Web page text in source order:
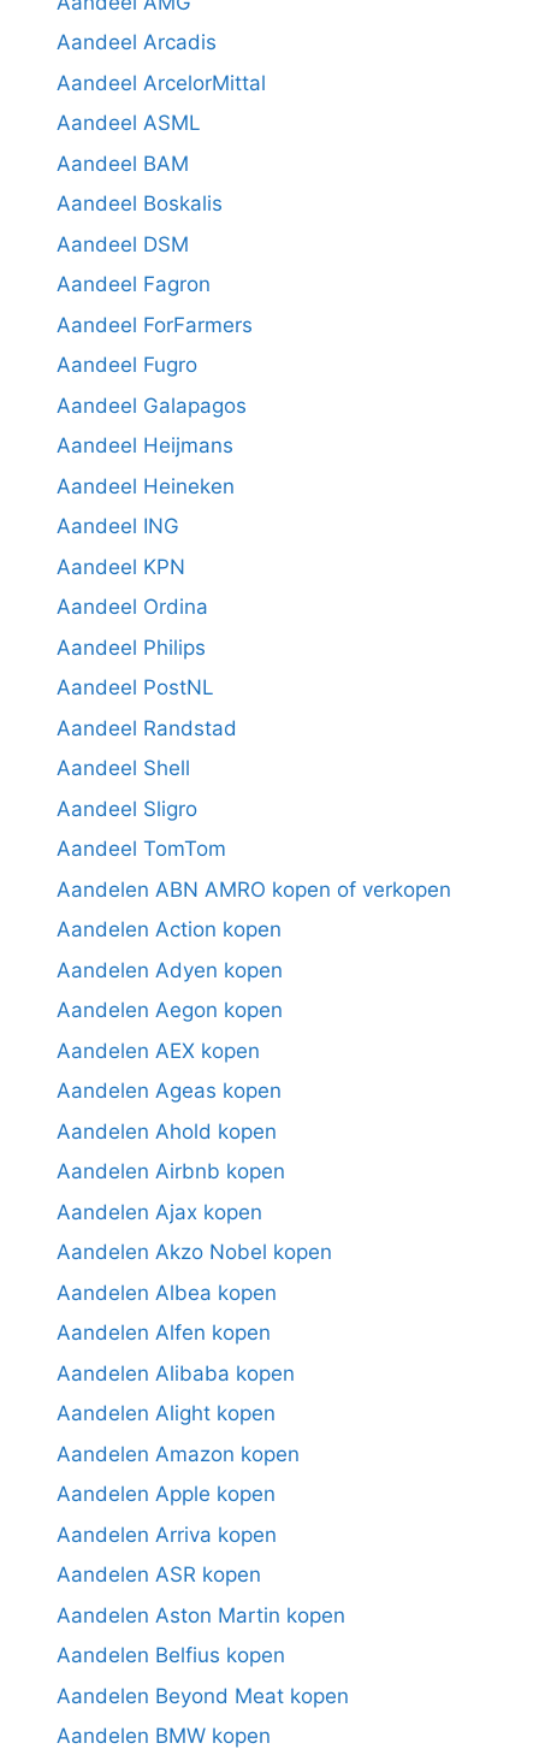
Aandeel Arcadis
Aandeel ArcelorMittal
Aandeel ASML
Aandeel BAM
Aandeel Boskalis
Aandeel DSM
Aandeel Fagron
Aandeel ForFarmers
Aandeel Fugro
Aandeel Galapagos
Aandeel Heijmans
Aandeel Heineken
Aandeel ING
Aandeel KPN
Aandeel Ordina
Aandeel Philips
Aandeel PostNL
Aandeel Randstad
Aandeel Shell
Aandeel Sligro
Aandeel TomTom
Aandelen ABN AMRO kopen of verkopen
Aandelen Action kopen
Aandelen Adyen kopen
Aandelen Aegon kopen
Aandelen AEX kopen
Aandelen Ageas kopen
Aandelen Ahold kopen
Aandelen Airbnb kopen
Aandelen Ajax kopen
Aandelen Akzo Nobel kopen
Aandelen Albea kopen
Aandelen Alfen kopen
Aandelen Alibaba kopen
Aandelen Alight kopen
Aandelen Amazon kopen
Aandelen Apple kopen
Aandelen Arriva kopen
Aandelen ASR kopen
Aandelen Aston Martin kopen
Aandelen Belfius kopen
Aandelen Beyond Meat kopen
Aandelen BMW kopen